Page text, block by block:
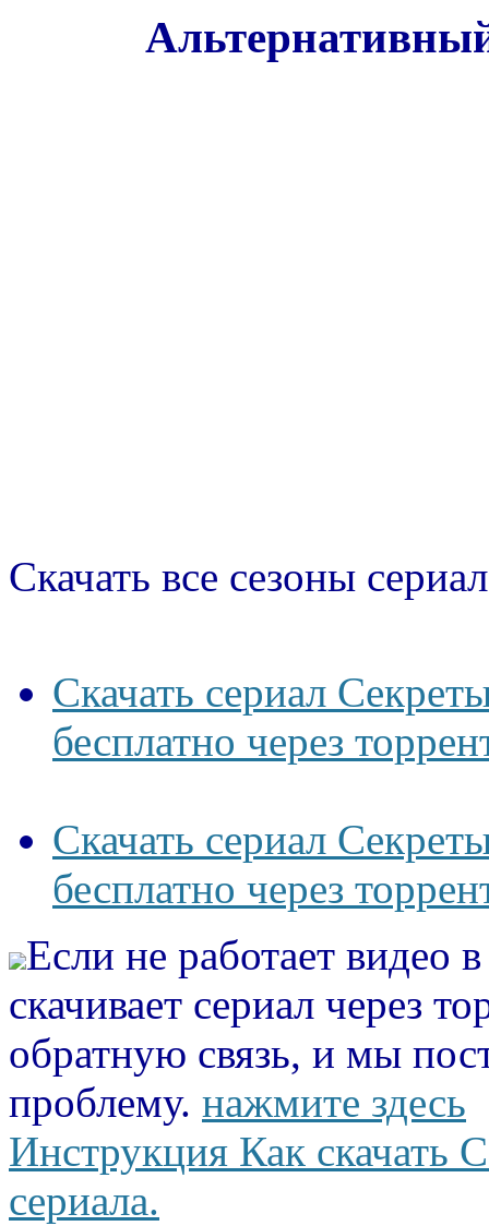
Скачать все сезоны
Скачать сериал
бесплатно через
Скачать сериал
бесплатно через
Если не работает видео
скачивает сериал через
обратную связь, и мы
проблему. нажмите здесь
Инструкция Как скачать
сериала.